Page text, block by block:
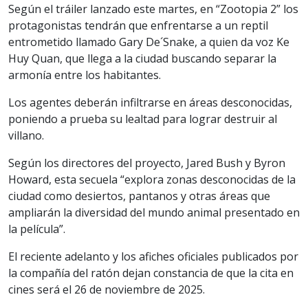
Según el tráiler lanzado este martes, en “Zootopia 2” los
protagonistas tendrán que enfrentarse a un reptil
entrometido llamado Gary De´Snake, a quien da voz Ke
Huy Quan, que llega a la ciudad buscando separar la
armonía entre los habitantes.
Los agentes deberán infiltrarse en áreas desconocidas,
poniendo a prueba su lealtad para lograr destruir al
villano.
Según los directores del proyecto, Jared Bush y Byron
Howard, esta secuela “explora zonas desconocidas de la
ciudad como desiertos, pantanos y otras áreas que
ampliarán la diversidad del mundo animal presentado en
la película”.
El reciente adelanto y los afiches oficiales publicados por
la compañía del ratón dejan constancia de que la cita en
cines será el 26 de noviembre de 2025.